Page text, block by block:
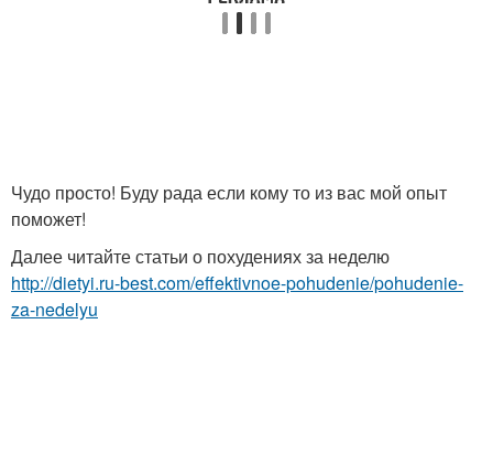
Чудо просто! Буду рада если кому то из вас мой опыт
поможет!
Далее читайте статьи о похудениях за неделю
http://dietyi.ru-best.com/effektivnoe-pohudenie/pohudenie-
za-nedelyu